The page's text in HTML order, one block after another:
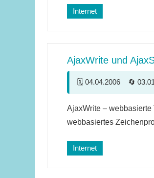
Internet
AjaxWrite und
04.04.2006
Kommentare
AjaxWrite – webbasierte
webbasiertes
Internet